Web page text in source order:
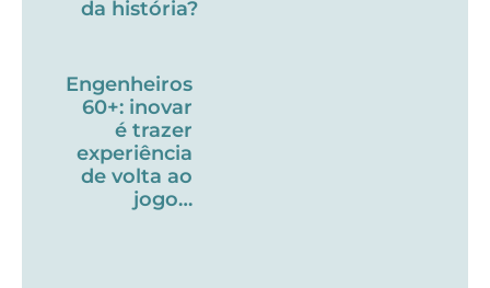
da história?
Engenheiros
60+: inovar
é trazer
experiência
de volta ao
jogo…